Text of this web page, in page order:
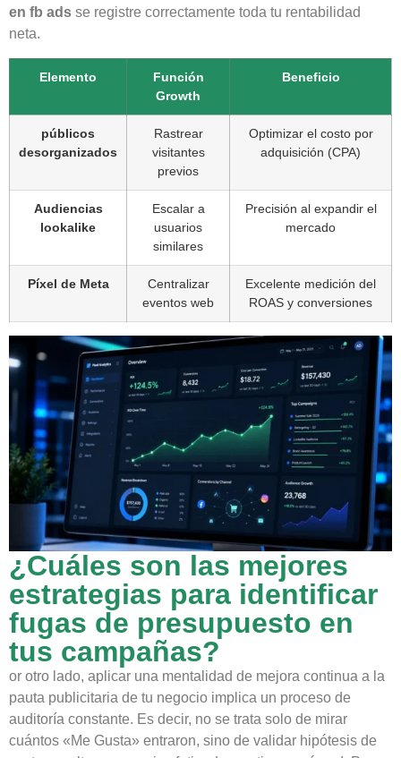
en fb ads se registre correctamente toda tu rentabilidad
neta.
Elemento
Función
Growth
Beneficio
públicos
desorganizados
Rastrear
visitantes
previos
Optimizar el costo por
adquisición (CPA)
Audiencias
lookalike
Escalar a
usuarios
similares
Precisión al expandir el
mercado
Píxel de Meta
Centralizar
eventos web
Excelente medición del
ROAS y conversiones
¿Cuáles son las mejores
estrategias para identificar
fugas de presupuesto en
tus campañas?
or otro lado, aplicar una mentalidad de mejora continua a la
pauta publicitaria de tu negocio implica un proceso de
auditoría constante. Es decir, no se trata solo de mirar
cuántos «Me Gusta» entraron, sino de validar hipótesis de